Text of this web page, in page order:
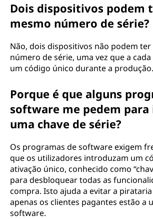
Dois dispositivos podem
mesmo número de série?
Não, dois dispositivos não podem
número de série, uma vez que a
um código único durante a produção.
Porque é que alguns
software me pedem
uma chave de série?
Os programas de software exigem
que os utilizadores introduzam um
ativação único, conhecido como
para desbloquear todas as
compra. Isto ajuda a evitar a
apenas os clientes pagantes estão a
software.